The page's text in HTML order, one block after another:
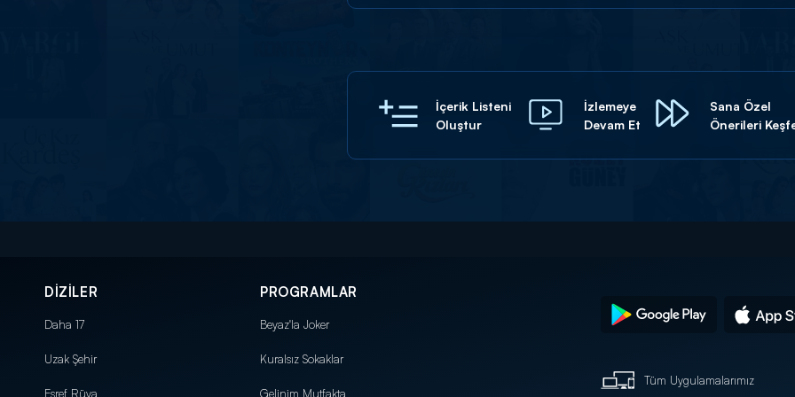
İçerik Listeni
Oluştur
İzlemeye
Devam Et
Sana Özel
Önerileri
DİZİLER
Daha 17
Uzak Şehir
Eşref Rüya
PROGRAMLAR
Beyaz'la Joker
Kuralsız Sokaklar
Gelinim Mutfakta
Tüm Uygulamalarımız